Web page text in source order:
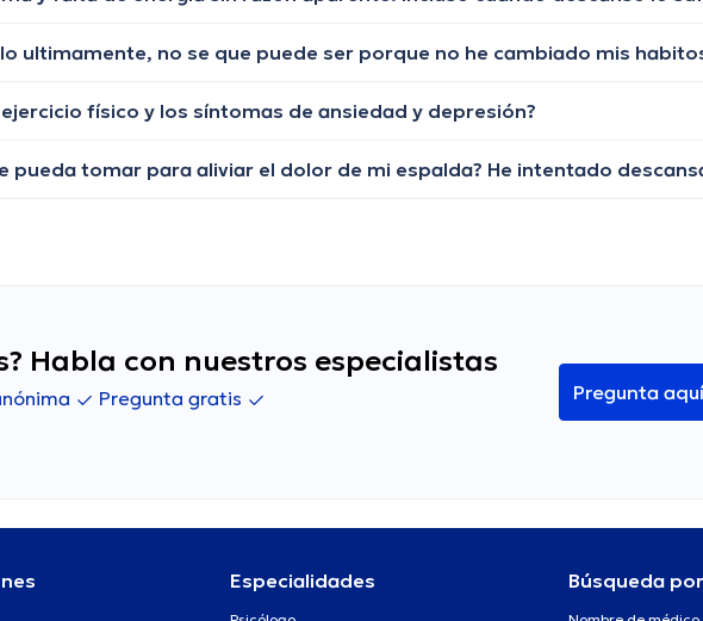
físico y los síntomas de ansiedad y depresión?
Habla con nuestros especialistas
Pregunta gratis Pregunta aquí
Especialidades Búsqueda por